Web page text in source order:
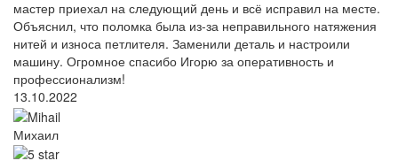
мастер приехал на следующий день и всё исправил на месте.
Объяснил, что поломка была из-за неправильного натяжения
нитей и износа петлителя. Заменили деталь и настроили
машину. Огромное спасибо Игорю за оперативность и
профессионализм!
13.10.2022
Михаил